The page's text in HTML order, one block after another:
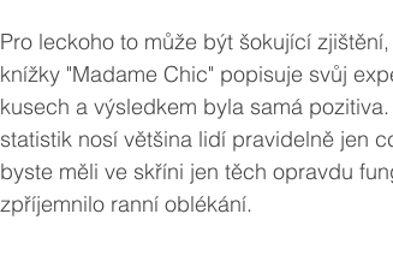
Pro leckoho to může být šokující
knížky "Madame Chic" popisuje svůj
kusech a výsledkem byla samá
statistik nosí většina lidí pravidelně jen
byste měli ve skříni jen těch opravdu
zpříjemnilo ranní oblékání.